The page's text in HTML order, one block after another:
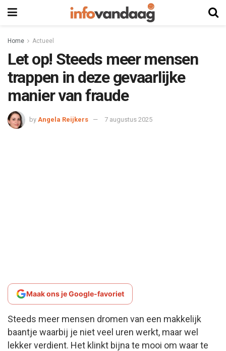
Home Actueel
Let op! Steeds meer mensen
trappen in deze gevaarlijke
manier van fraude
by Angela Reijkers 7 augustus 2025
Maak ons je Google-favoriet
Steeds meer mensen dromen van een makkelijk
baantje waarbij je niet veel uren werkt, maar wel
lekker verdient. Het klinkt bijna te mooi om waar te